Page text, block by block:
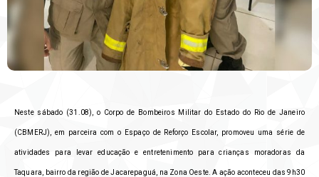
Neste sábado (31.08), o Corpo de Bombeiros Militar do Estado do Rio de Janeiro
(CBMERJ), em parceira com o Espaço de Reforço Escolar, promoveu uma série de
atividades para levar educação e entretenimento para crianças moradoras da
Taquara, bairro da região de Jacarepaguá, na Zona Oeste. A ação aconteceu das 9h30